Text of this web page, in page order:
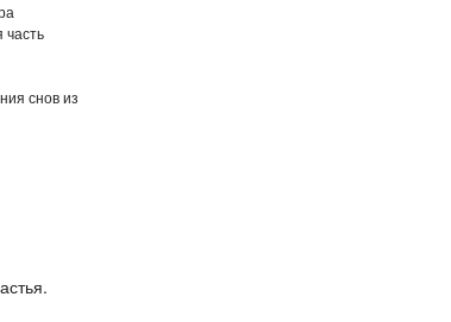
часть
снов из